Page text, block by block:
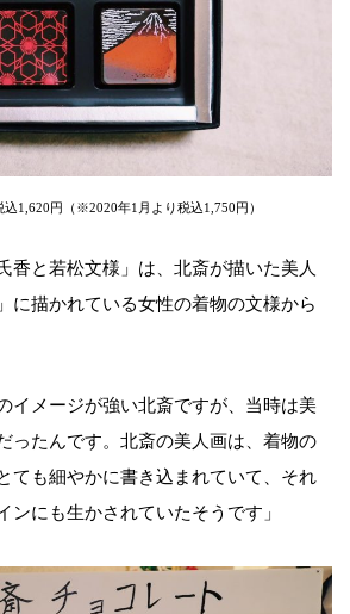
1,620円（※2020年1月より税込1,750円）
香と若松文様」は、北斎が描いた美人
に描かれている女性の着物の文様から
イメージが強い北斎ですが、当時は美
ったんです。北斎の美人画は、着物の
ても細やかに書き込まれていて、それ
ンにも生かされていたそうです」